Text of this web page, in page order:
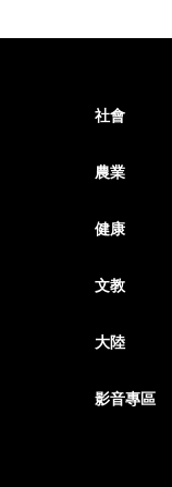
社會
農業
健康
文教
大陸
影音專區